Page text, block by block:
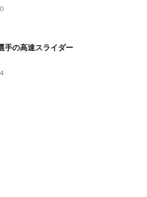
手の高速スライダー